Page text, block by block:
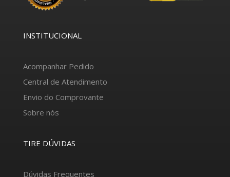
INSTITUCIONAL
Acompanhar Pedido
Central de Atendimento
Envio do Comprovante
Sobre nós
TIRE DÚVIDAS
Dúvidas Frequentes